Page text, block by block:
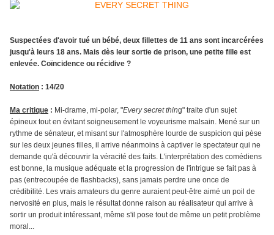
Suspectées d'avoir tué un bébé, deux fillettes de 11 ans sont incarcérées
jusqu'à leurs 18 ans. Mais dès leur sortie de prison, une petite fille est
enlevée. Coïncidence ou récidive ?
Notation : 14/20
Ma critique : Mi-drame, mi-polar, "Every secret thing" traite d'un sujet
épineux tout en évitant soigneusement le voyeurisme malsain. Mené sur un
rythme de sénateur, et misant sur l'atmosphère lourde de suspicion qui pèse
sur les deux jeunes filles, il arrive néanmoins à captiver le spectateur qui ne
demande qu'à découvrir la véracité des faits. L'interprétation des comédiens
est bonne, la musique adéquate et la progression de l'intrigue se fait pas à
pas (entrecoupée de flashbacks), sans jamais perdre une once de
crédibilité. Les vrais amateurs du genre auraient peut-être aimé un poil de
nervosité en plus, mais le résultat donne raison au réalisateur qui arrive à
sortir un produit intéressant, même s'il pose tout de même un petit problème
moral...